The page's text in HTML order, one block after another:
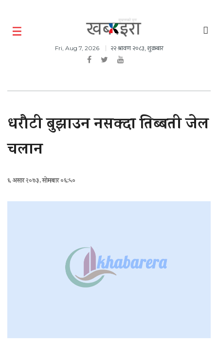
Fri, Aug 7, 2026 २२ श्रावण २०८३, शुक्रबार
धरौटी बुझाउन नसक्दा तिब्बती जेल
चलान
६ असार २०७३, सोमबार ०६:५०